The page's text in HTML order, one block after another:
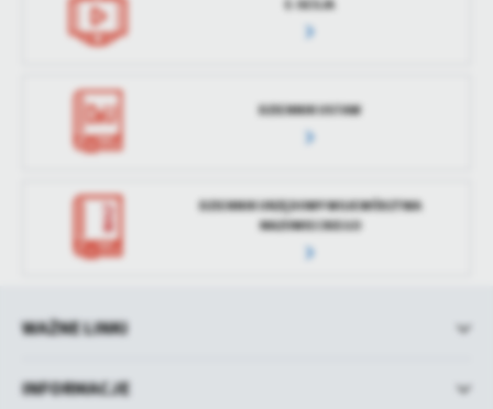
E-SESJA
DZIENNIK USTAW
DZIENNIK URZĘDOWY WOJEWÓDZTWA
MAZOWIECKIEGO
WAŻNE LINKI
INFORMACJE